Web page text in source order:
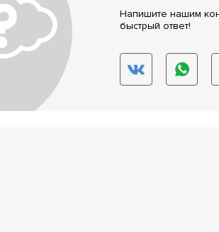
Напишите нашим
быстрый ответ!